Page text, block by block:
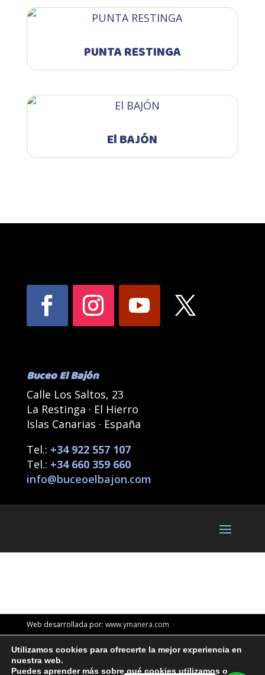
PUNTA RESTINGA
El BAJÓN
Buceo El Bajón
Calle Los Saltos, 23
La Restinga · El Hierro
Islas Canarias · España
Tel.: +34 922 557 107
Tel.: +34 660 359 660
info@buceoelbajon.com
Web desarrollada por: www.ymanera.com
Utilizamos cookies para ofrecerte la mejor experiencia en
nuestra web.
Puedes aprender más sobre qué cookies utilizamos o
English(Inglés) Español